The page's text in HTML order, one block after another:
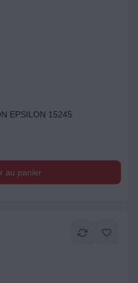
EPSILON 15245
au panier